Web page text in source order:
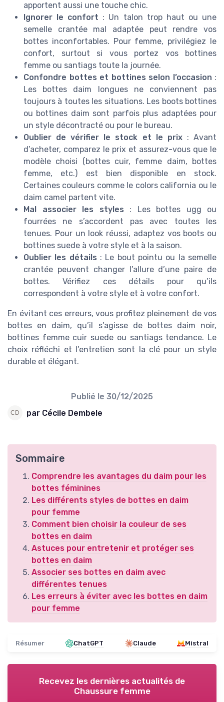
apportent aussi une touche chic.
Ignorer le confort : Un talon trop haut ou une
semelle crantée mal adaptée peut rendre vos
bottes inconfortables. Pour femme, privilégiez le
confort, surtout si vous portez vos bottines
femme ou santiags toute la journée.
Confondre bottes et bottines selon l’occasion :
Les bottes daim longues ne conviennent pas
toujours à toutes les situations. Les boots bottines
ou bottines daim sont parfois plus adaptées pour
un style décontracté ou pour le bureau.
Oublier de vérifier le stock et le prix: Avant
d’acheter, comparez le prix et assurez-vous que le
modèle choisi (bottes cuir, femme daim, bottes
femme, etc.) est bien disponible en stock.
Certaines couleurs comme le colors california ou le
daim camel partent vite.
Mal associer les styles : Les bottes ugg ou
fourrées ne s’accordent pas avec toutes les
tenues. Pour un look réussi, adaptez vos boots ou
bottines suede à votre style et à la saison.
Oublier les détails : Le bout pointu ou la semelle
crantée peuvent changer l’allure d’une paire de
bottes. Vérifiez ces détails pour qu’ils
correspondent à votre style et à votre confort.
En évitant ces erreurs, vous profitez pleinement de vos
bottes en daim, qu’il s’agisse de bottes daim noir,
bottines femme cuir suede ou santiags tendance. Le
choix réfléchi et l’entretien sont la clé pour un style
durable et élégant.
Publié le 30/12/2025
par Cécile Dembele
Sommaire
Comprendre les avantages du daim pour les
bottes féminines
Les différents styles de bottes en daim
pour femme
Comment bien choisir la couleur de ses
bottes en daim
Astuces pour entretenir et protéger ses
bottes en daim
Associer ses bottes en daim avec
différentes tenues
Les erreurs à éviter avec les bottes en daim
pour femme
Résumer ChatGPT Claude Mistral
Recevez les dernières actualités de
Chaussure femme